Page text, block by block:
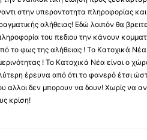
στην υπεροντοτητα πληροφορίας
αλήθειας! Εδώ λοιπόν θα
του πεδιου την κάνουν
φως της αλήθειας ! Το Κατοχικά Νέα
! Το Κατοχικά Νέα είναι ο
έρευνα από ότι το φανερό έτσι
αλλοι δεν μπορουν να δουν! Χωρίς να
κρίση!